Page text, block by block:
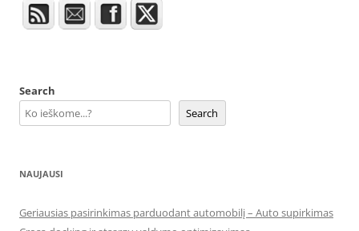
Search
Search
NAUJAUSI
Geriausias pasirinkimas parduodant automobilį – Auto supirkimas